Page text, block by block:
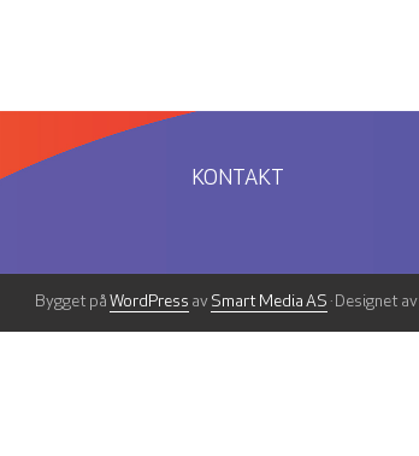
KONTAKT
Bygget på WordPress av Smart Media AS · Designet av